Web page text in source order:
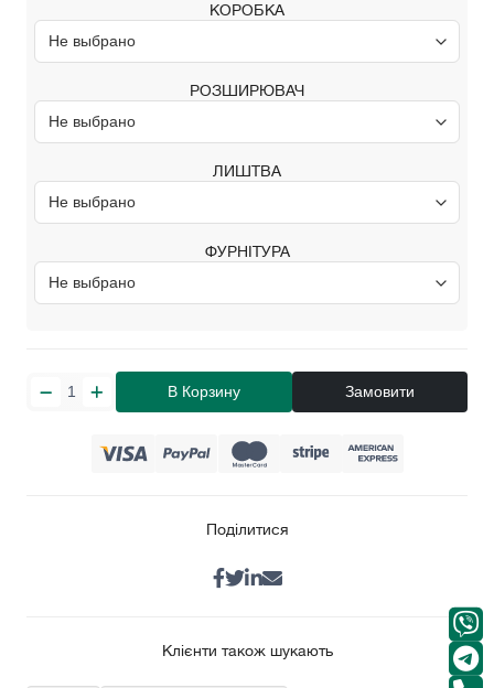
КОРОБКА
РОЗШИРЮВАЧ
ЛИШТВА
ФУРНІТУРА
В Корзину Замовити
Поділитися
Клієнти також шукають